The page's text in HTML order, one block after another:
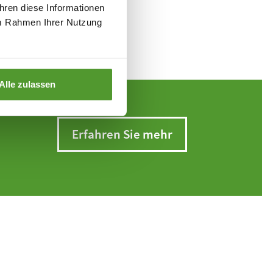
diese Informationen
Rahmen Ihrer Nutzung
zulassen
Erfahren Sie mehr